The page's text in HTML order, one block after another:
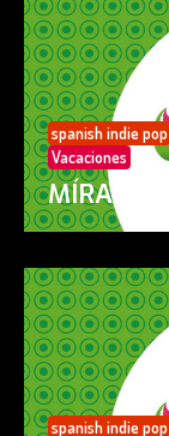
spanish indie pop
Vacaciones
MÍRAME
spanish indie pop